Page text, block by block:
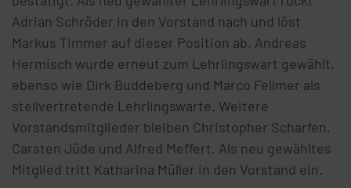
Adrian Schröder in den Vorstand nach und löst
Markus Timmer auf dieser Position ab. Andreas
Hermisch wurde erneut zum Lehrlingswart gewählt,
ebenso wie Dirk Buddeberg und Marco Fellmer als
stellvertretende Lehrlingswarte. Weitere
Vorstandsmitglieder bleiben Christopher Scharfen,
Carsten Jüde und Alfred Meffert. Als neu gewähltes
Mitglied tritt Katharina Müller in den Vorstand ein.